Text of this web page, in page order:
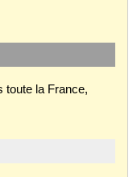
toute la France,